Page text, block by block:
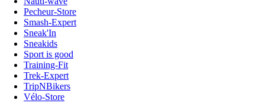
Pecheur-Store
Smash-Expert
Sneak'In
Sneakids
Sport is good
Training-Fit
Trek-Expert
TripNBikers
Vélo-Store